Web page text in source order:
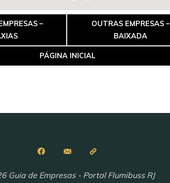
–
OUTRAS EMPRESAS –
BAIXADA
PÁGINA INICIAL
Guia de Empresas - Portal Flumibuss RJ